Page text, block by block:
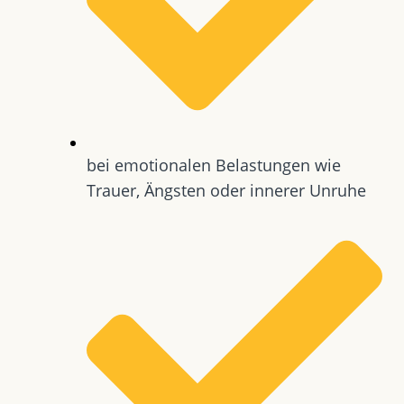
bei emotionalen Belastungen wie
Trauer, Ängsten oder innerer Unruhe